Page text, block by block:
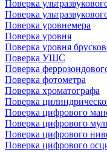
Поверка
Поверка
Поверка уровнемера
Поверка уровня
Поверка уровня
Поверка УШС
Поверка
Поверка фотометра
Поверка хроматографа
Поверка
Поверка цифрового
Поверка цифрового
Поверка цифрового
Поверка цифрового